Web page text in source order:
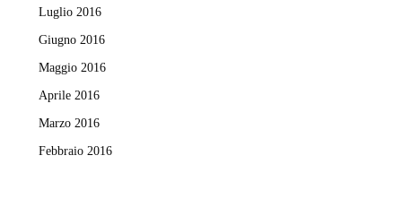
Luglio 2016
Giugno 2016
Maggio 2016
Aprile 2016
Marzo 2016
Febbraio 2016